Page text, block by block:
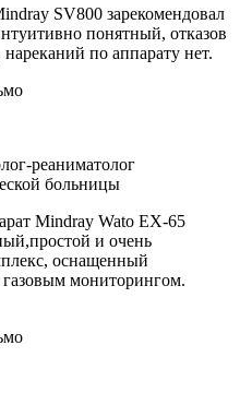
SV800 зарекомендовал
понятный, отказов
по аппарату нет.
реаниматолог
больницы
Mindray Wato EX-65
и очень
оснащенный
мониторингом.